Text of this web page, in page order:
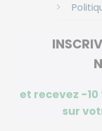
et recevez -10
sur